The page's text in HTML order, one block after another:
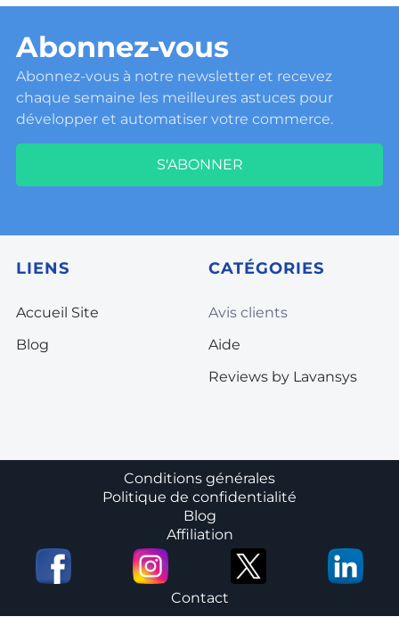
Abonnez-vous
Abonnez-vous à notre newsletter et recevez
chaque semaine les meilleures astuces pour
développer et automatiser votre commerce.
S'ABONNER
LIENS
Accueil Site
Blog
CATÉGORIES
Avis clients
Aide
Reviews by Lavansys
Conditions générales
Politique de confidentialité
Blog
Affiliation
Contact